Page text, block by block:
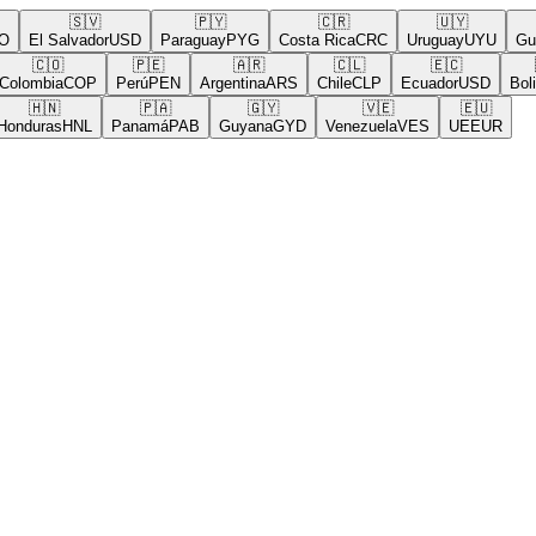
🇸🇻
El SalvadorUSD
🇵🇾
ParaguayPYG
🇨🇷
Costa RicaCRC
🇺🇾
UruguayUYU
🇨🇴
COP
🇵🇪
PerúPEN
🇦🇷
ArgentinaARS
🇨🇱
ChileCLP
🇪🇨
EcuadorUSD
Bolivia
🇭🇳
HNL
🇵🇦
PanamáPAB
🇬🇾
GuyanaGYD
🇻🇪
VenezuelaVES
🇪🇺
UE EUR